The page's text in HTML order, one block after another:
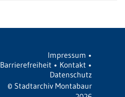
Impressum •
Barrierefreiheit • Kontakt •
Datenschutz
© Stadtarchiv Montabaur